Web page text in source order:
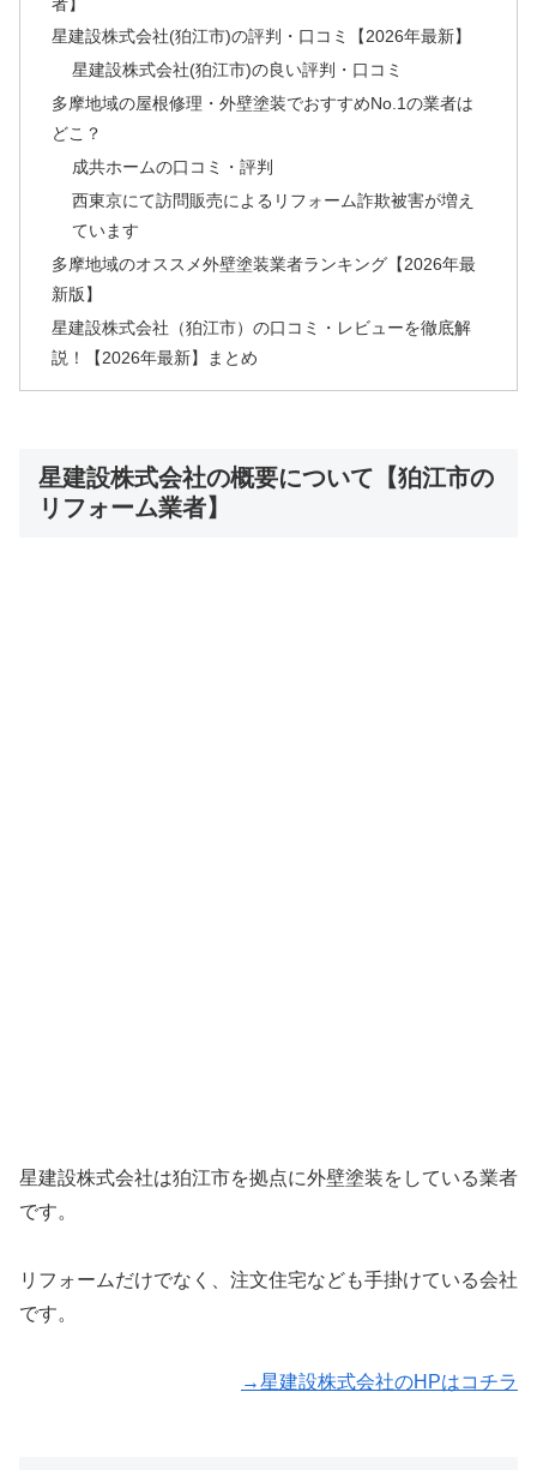
星建設株式会社(狛江市)の評判・口コミ【2026年最新】
星建設株式会社(狛江市)の良い評判・口コミ
多摩地域の屋根修理・外壁塗装でおすすめNo.1の業者は
どこ？
成共ホームの口コミ・評判
西東京にて訪問販売によるリフォーム詐欺被害が増え
ています
多摩地域のオススメ外壁塗装業者ランキング【2026年最
新版】
星建設株式会社（狛江市）の口コミ・レビューを徹底解
説！【2026年最新】まとめ
星建設株式会社の概要について【狛江市の
リフォーム業者】
星建設株式会社は狛江市を拠点に外壁塗装をしている業者
です。
リフォームだけでなく、注文住宅なども手掛けている会社
です。
→星建設株式会社のHPはコチラ